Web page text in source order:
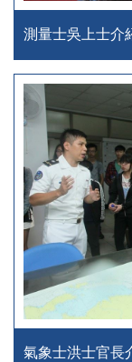
測量士吳上士介
氣象士洪士官長